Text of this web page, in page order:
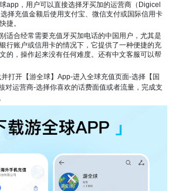
app，用户可以直接选择牙买加的运营商（Digicel
择充值金额后使用支付宝、微信支付或国际信用卡
捷。
适合经常需要充值牙买加电话的中国用户，尤其是
行账户或信用卡的情况下，它提供了一种便捷的充
的，操作起来没有任何难度。还有中文客服可以帮
打开【游全球】App-进入全球充值页面-选择【国
对运营商-选择你喜欢的话费面值或者流量，完成支